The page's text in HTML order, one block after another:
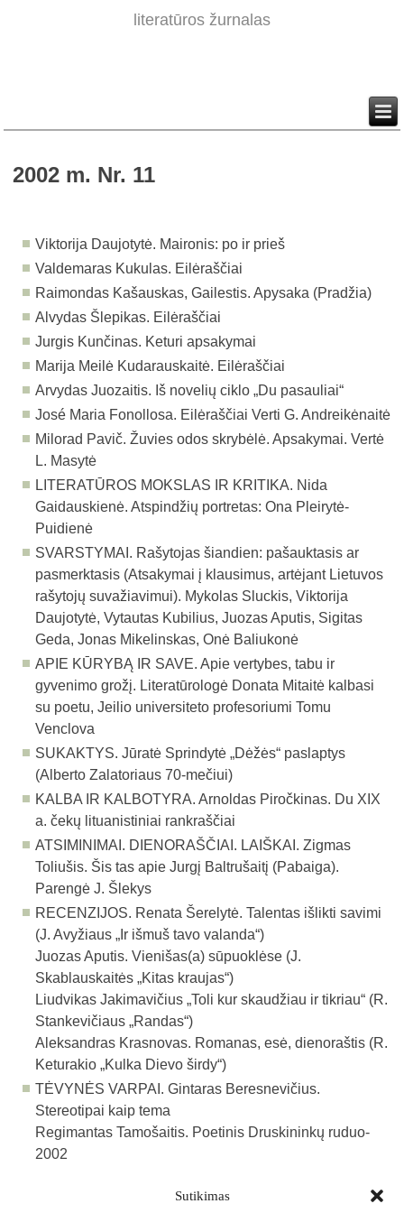
Sutikimas
literatūros žurnalas
2002 m. Nr. 11
Viktorija Daujotytė. Maironis: po ir prieš
Valdemaras Kukulas. Eilėraščiai
Raimondas Kašauskas, Gailestis. Apysaka (Pradžia)
Alvydas Šlepikas. Eilėraščiai
Jurgis Kunčinas. Keturi apsakymai
Marija Meilė Kudarauskaitė. Eilėraščiai
Arvydas Juozaitis. Iš novelių ciklo „Du pasauliai“
José Maria Fonollosa. Eilėraščiai Verti G. Andreikėnaitė
Milorad Pavič. Žuvies odos skrybėlė. Apsakymai. Vertė
L. Masytė
LITERATŪROS MOKSLAS IR KRITIKA. Nida
Gaidauskienė. Atspindžių portretas: Ona Pleirytė-
Puidienė
SVARSTYMAI. Rašytojas šiandien: pašauktasis ar
pasmerktasis (Atsakymai į klausimus, artėjant Lietuvos
rašytojų suvažiavimui). Mykolas Sluckis, Viktorija
Daujotytė, Vytautas Kubilius, Juozas Aputis, Sigitas
Geda, Jonas Mikelinskas, Onė Baliukonė
APIE KŪRYBĄ IR SAVE. Apie vertybes, tabu ir
gyvenimo grožį. Literatūrologė Donata Mitaitė kalbasi
su poetu, Jeilio universiteto profesoriumi Tomu
Venclova
SUKAKTYS. Jūratė Sprindytė „Dėžės“ paslaptys
(Alberto Zalatoriaus 70-mečiui)
KALBA IR KALBOTYRA. Arnoldas Piročkinas. Du XIX
a. čekų lituanistiniai rankraščiai
ATSIMINIMAI. DIENORAŠČIAI. LAIŠKAI. Zigmas
Toliušis. Šis tas apie Jurgį Baltrušaitį (Pabaiga).
Parengė J. Šlekys
RECENZIJOS. Renata Šerelytė. Talentas išlikti savimi
(J. Avyžiaus „Ir išmuš tavo valanda“)
Juozas Aputis. Vienišas(a) sūpuoklėse (J.
Skablauskaitės „Kitas kraujas“)
Liudvikas Jakimavičius „Toli kur skaudžiau ir tikriau“ (R.
Stankevičiaus „Randas“)
Aleksandras Krasnovas. Romanas, esė, dienoraštis (R.
Keturakio „Kulka Dievo širdy“)
TĖVYNĖS VARPAI. Gintaras Beresnevičius.
Stereotipai kaip tema
Regimantas Tamošaitis. Poetinis Druskininkų ruduo-
2002